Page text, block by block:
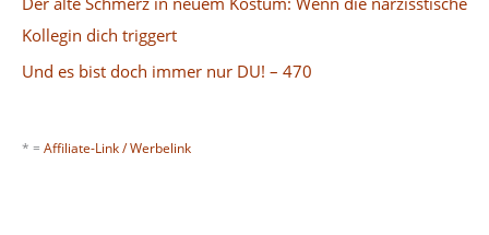
Kollegin dich triggert
Und es bist doch immer nur DU! – 470
* = Affiliate-Link / Werbelink